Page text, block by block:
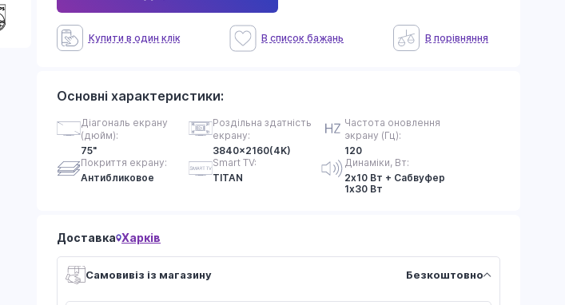
Купити в один клік В список бажань В порiвняння
Основні характеристики:
Діагональ екрану
(дюйм):
75"
Роздільна здатність
екрану:
3840x2160(4K)
Частота оновлення
экрану (Гц):
120
Покриття екрану:
Антибликовое
Smart TV:
TITAN
Динаміки, Вт:
2х10 Вт + Сабвуфер
1х30 Вт
Доставка Харків
Самовивіз із магазину Безкоштовно